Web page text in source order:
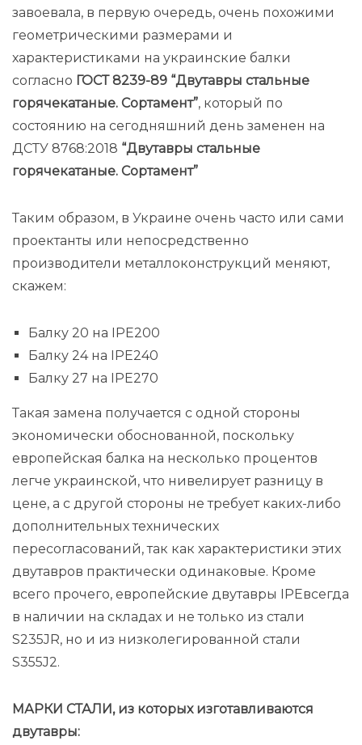
завоевала, в первую очередь, очень похожими
геометрическими размерами и
характеристиками на украинские балки
согласно ГОСТ 8239-89 “Двутавры стальные
горячекатаные. Сортамент”, который по
состоянию на сегодняшний день заменен на
ДСТУ 8768:2018 “Двутавры стальные
горячекатаные. Сортамент”
Таким образом, в Украине очень часто или сами
проектанты или непосредственно
производители металлоконструкций меняют,
скажем:
Балку 20 на IPE200
Балку 24 на IPE240
Балку 27 на IPE270
Такая замена получается с одной стороны
экономически обоснованной, поскольку
европейская балка на несколько процентов
легче украинской, что нивелирует разницу в
цене, а с другой стороны не требует каких-либо
дополнительных технических
пересогласований, так как характеристики этих
двутавров практически одинаковые. Кроме
всего прочего, европейские двутавры IPEвсегда
в наличии на складах и не только из стали
S235JR, но и из низколегированной стали
S355J2.
МАРКИ СТАЛИ, из которых изготавливаются
двутавры: